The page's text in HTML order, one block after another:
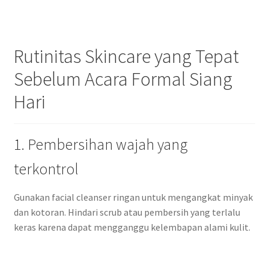
Rutinitas Skincare yang Tepat
Sebelum Acara Formal Siang
Hari
1. Pembersihan wajah yang
terkontrol
Gunakan facial cleanser ringan untuk mengangkat minyak
dan kotoran. Hindari scrub atau pembersih yang terlalu
keras karena dapat mengganggu kelembapan alami kulit.